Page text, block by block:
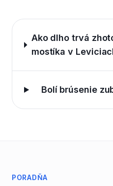
Ako dlho trvá
mostíka v
Bolí brúsenie
PORADŇA